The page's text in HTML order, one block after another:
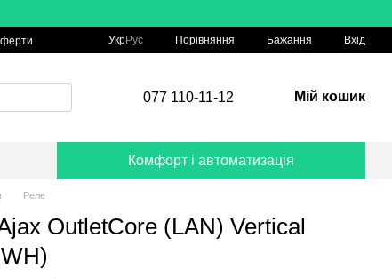
УкрРус Порівняння Бажання Вхід
077 110-11-12 Мій кошик
Комфорт і автоматизація
Реле
OutletCore (LAN) Vertical